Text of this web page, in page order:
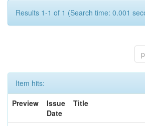
Results 1-1 of 1 (Search time: 0.001
Item hits:
Preview
Issue
Date
Title